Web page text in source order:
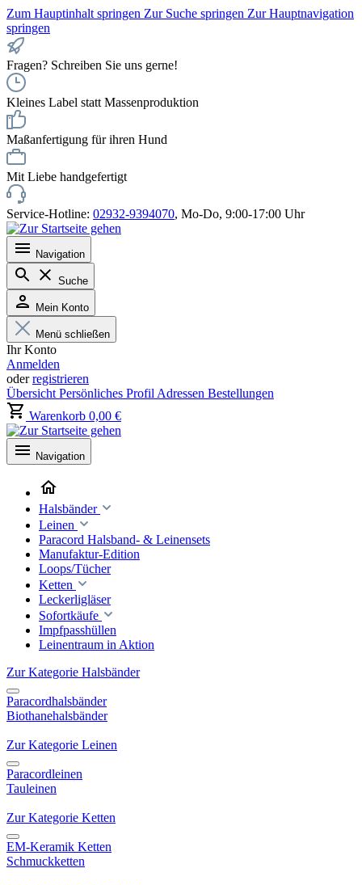
Zum Hauptinhalt springen Zur Suche springen Zur Hauptnavigation
springen
Fragen? Schreiben Sie uns gerne!
Kleines Label statt Massenproduktion
Maßanfertigung für ihren Hund
Mit Liebe handgefertigt
Service-Hotline: 02932-9394070, Mo-Do, 9:00-17:00 Uhr
Navigation
Suche
Mein Konto
Menü schließen
Ihr Konto
Anmelden
oderregistrieren
Übersicht Persönliches Profil Adressen Bestellungen
Warenkorb 0,00 €
Navigation
Halsbänder
Leinen
Paracord Halsband- & Leinensets
Manufaktur-Edition
Loops/Tücher
Ketten
Leckerligläser
Sofortkäufe
Impfpasshüllen
Leinentraum in Aktion
Zur Kategorie Halsbänder
Paracordhalsbänder
Biothanehalsbänder
Zur Kategorie Leinen
Paracordleinen
Tauleinen
Zur Kategorie Ketten
EM-Keramik Ketten
Schmuckketten